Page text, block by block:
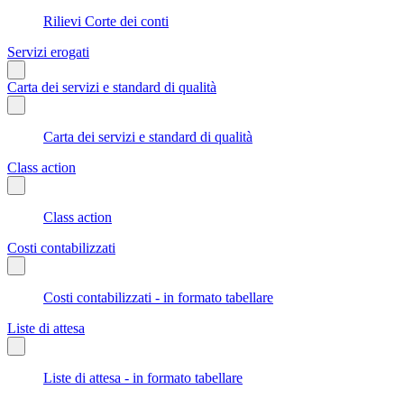
Rilievi Corte dei conti
Servizi erogati
Carta dei servizi e standard di qualità
Carta dei servizi e standard di qualità
Class action
Class action
Costi contabilizzati
Costi contabilizzati - in formato tabellare
Liste di attesa
Liste di attesa - in formato tabellare